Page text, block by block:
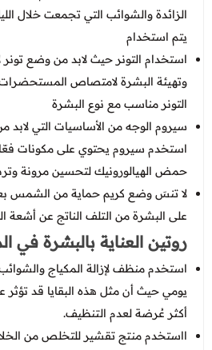
الزائدة والشوائب التي تجمعت خلال
يتم استخدام
استخدام التونر حيث لابد من وضع تونر
وتهيئة البشرة لامتصاص المستحضرات
التونر مناسب مع نوع البشرة
سيروم الوجه من الأساسيات التي لابد
استخدم سيروم يحتوي على مكونات
حمض الهيالورونيك لتحسين مرونة
لا تنسَ وضع كريم حماية من الشمس
على البشرة من التلف الناتج عن أشعة
روتين العناية بالبشرة في
استخدم منظف لإزالة المكياج
يومي حيث أن مثل هذه البقايا قد تؤثر
أكثر عُرضة لعدم التنظيف.
ااستخدم منتج تقشير للتخلص من